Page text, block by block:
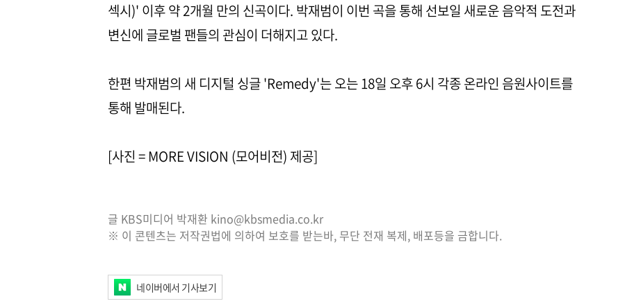
섹시)' 이후 약 2개월 만의 신곡이다. 박재범이 이번 곡을 통해 선보일 새로운 음악적 도전과
변신에 글로벌 팬들의 관심이 더해지고 있다.
한편 박재범의 새 디지털 싱글 'Remedy'는 오는 18일 오후 6시 각종 온라인 음원사이트를
통해 발매된다.
[사진 = MORE VISION (모어비전) 제공]
글 KBS미디어 박재환 kino@kbsmedia.co.kr
※ 이 콘텐츠는 저작권법에 의하여 보호를 받는바, 무단 전재 복제, 배포등을 금합니다.
네이버에서 기사보기